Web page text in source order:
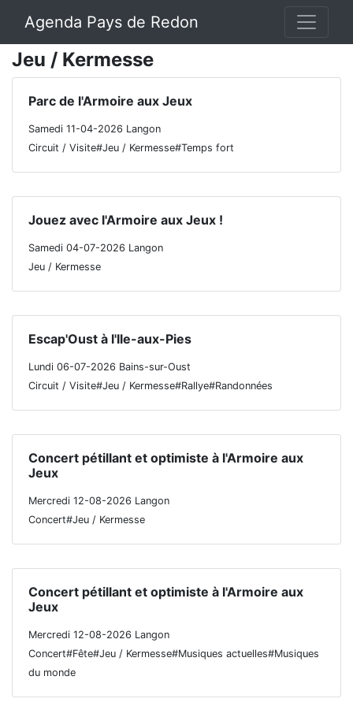
Agenda Pays de Redon
Jeu / Kermesse
Parc de l'Armoire aux Jeux
Samedi 11-04-2026 Langon
Circuit / Visite#Jeu / Kermesse#Temps fort
Jouez avec l'Armoire aux Jeux !
Samedi 04-07-2026 Langon
Jeu / Kermesse
Escap'Oust à l'Ile-aux-Pies
Lundi 06-07-2026 Bains-sur-Oust
Circuit / Visite#Jeu / Kermesse#Rallye#Randonnées
Concert pétillant et optimiste à l'Armoire aux
Jeux
Mercredi 12-08-2026 Langon
Concert#Jeu / Kermesse
Concert pétillant et optimiste à l'Armoire aux
Jeux
Mercredi 12-08-2026 Langon
Concert#Fête#Jeu / Kermesse#Musiques actuelles#Musiques
du monde